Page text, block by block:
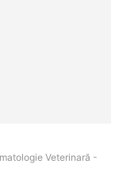
Veterinară -